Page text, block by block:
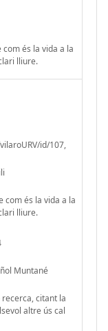
com és la vida a la
lliure.
id/107,
com és la vida a la
lliure.
Muntané
citant la
altre ús cal